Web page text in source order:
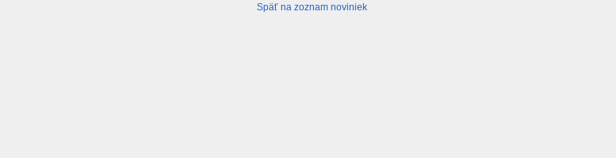
Späť na zoznam noviniek